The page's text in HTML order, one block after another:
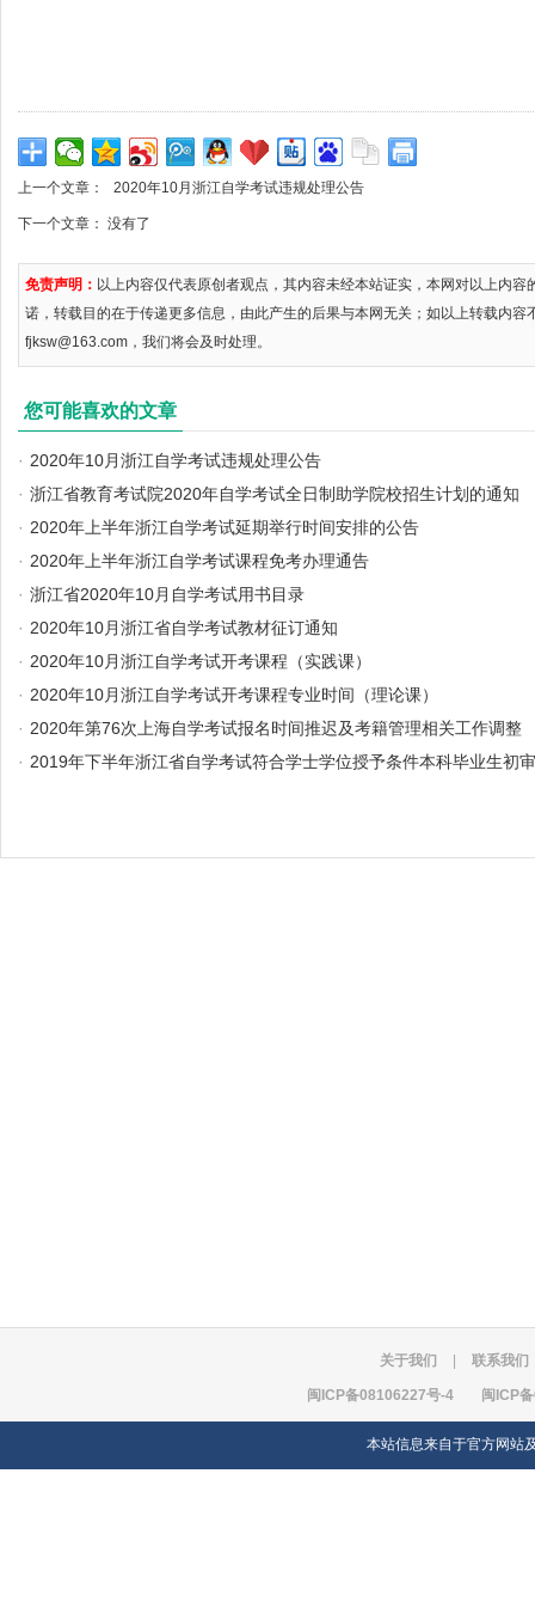
上一个文章： 2020年10月浙江自学考试违规处理公告
下一个文章： 没有了
免责声明： 以上内容仅代表原创者观点，其内容未经本站证实，本网对以上内
诺，转载目的在于传递更多信息，由此产生的后果与本网无关；如以上转载内容
fjksw@163.com，我们将会及时处理。
您可能喜欢的文章
· 2020年10月浙江自学考试违规处理公告
· 浙江省教育考试院2020年自学考试全日制助学院校招生计划的通知
· 2020年上半年浙江自学考试延期举行时间安排的公告
· 2020年上半年浙江自学考试课程免考办理通告
· 浙江省2020年10月自学考试用书目录
· 2020年10月浙江省自学考试教材征订通知
· 2020年10月浙江自学考试开考课程（实践课）
· 2020年10月浙江自学考试开考课程专业时间（理论课）
· 2020年第76次上海自学考试报名时间推迟及考籍管理相关工作调整
· 2019年下半年浙江省自学考试符合学士学位授予条件本科毕业生初审
关于我们 联系我们
闽ICP备08106227号-4 闽ICP
本站信息来自于官方网站